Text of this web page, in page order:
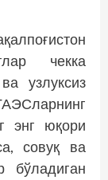
чекка
узлуксиз
энг юқори
совуқ ва
бўладиган